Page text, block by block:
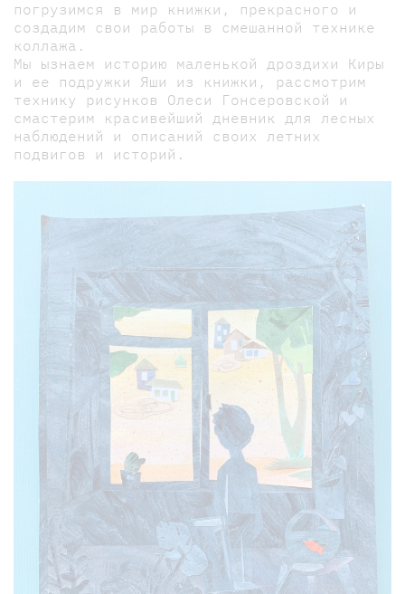
погрузимся в мир книжки, прекрасного и
создадим свои работы в смешанной технике
коллажа.
Мы ызнаем историю маленькой дроздихи Киры
и ее подружки Яши из книжки, рассмотрим
технику рисунков Олеси Гонсеровской и
смастерим красивейший дневник для лесных
наблюдений и описаний своих летних
подвигов и историй.